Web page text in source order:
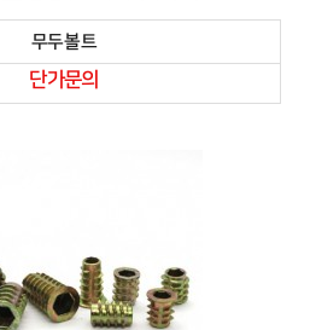
무두볼트
단가문의